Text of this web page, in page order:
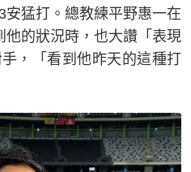
猛打。總教練平野惠一在
他的狀況時，也大讚「表現
，「看到他昨天的這種打